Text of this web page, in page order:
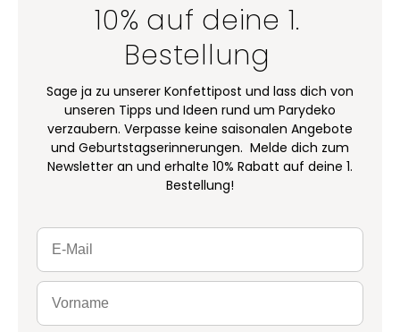
10% auf deine 1.
Bestellung
Sage ja zu unserer Konfettipost und lass dich von
unseren Tipps und Ideen rund um Parydeko
verzaubern. Verpasse keine saisonalen Angebote
und Geburtstagserinnerungen. Melde dich zum
Newsletter an und erhalte 10% Rabatt auf deine 1.
Bestellung!